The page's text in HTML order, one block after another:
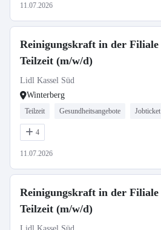
11.07.2026
Reinigungskraft in der Filiale
Teilzeit (m/w/d)
Lidl Kassel Süd
Winterberg
Teilzeit Gesundheitsangebote Jobticket
4
11.07.2026
Reinigungskraft in der Filiale
Teilzeit (m/w/d)